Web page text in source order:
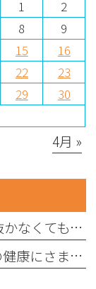
1
2
8
9
15
16
22
23
29
30
4月 »
親知らずは抜いたほうがいい？〜抜かなくてもいい親知らずもあります〜
口呼吸、していませんか？〜お口の健康にさまざまな影響を与えることがあります〜